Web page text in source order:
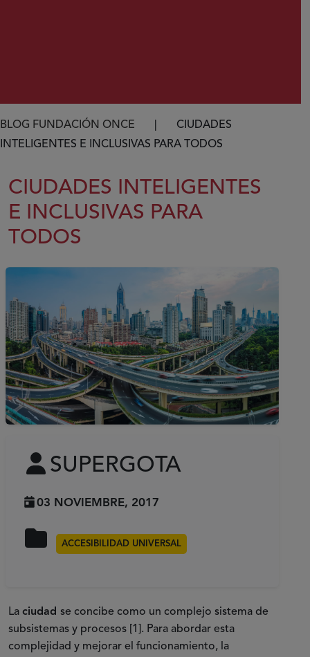
Ruta de navegación
BLOG FUNDACIÓN ONCE
CIUDADES
INTELIGENTES E INCLUSIVAS PARA TODOS
CIUDADES INTELIGENTES
E INCLUSIVAS PARA
TODOS
SUPERGOTA
03 NOVIEMBRE, 2017
ACCESIBILIDAD UNIVERSAL
La ciudad se concibe como un complejo sistema de
subsistemas y procesos [1]. Para abordar esta
complejidad y mejorar el funcionamiento, la